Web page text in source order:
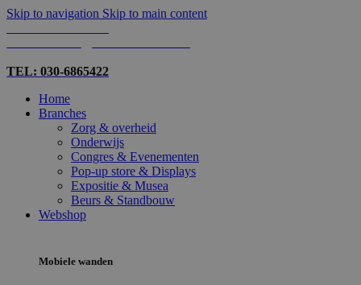
Skip to navigation Skip to main content
TEL: 030-6865422
Home
Branches
Zorg & overheid
Onderwijs
Congres & Evenementen
Pop-up store & Displays
Expositie & Musea
Beurs & Standbouw
Webshop
Mobiele wanden